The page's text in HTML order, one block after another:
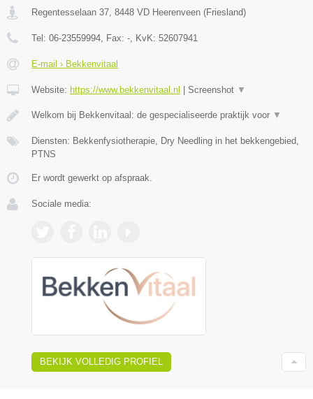
Regentesselaan 37 8448 VD Heerenveen (Friesland)
Tel: 06-23559994 , Fax: - , KvK: 52607941
E-mail › Bekkenvitaal
Website: https://www.bekkenvitaal.nl Screenshot ▼
Welkom bij Bekkenvitaal: de gespecialiseerde praktijk voor ▼
Diensten: Bekkenfysiotherapie, Dry Needling in het bekkengebied,
PTNS
Er wordt gewerkt op afspraak.
Sociale media:
BEKIJK VOLLEDIG PROFIEL